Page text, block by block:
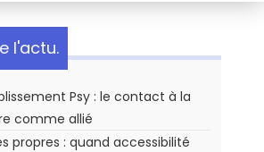
l'actu.
Psy : le contact à la
comme allié
propres : quand accessibilité